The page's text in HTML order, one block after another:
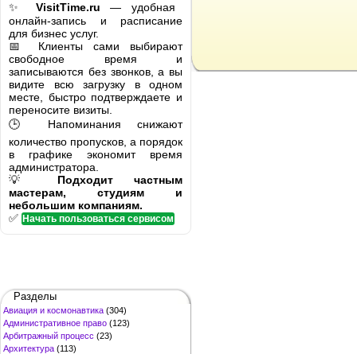
✨ VisitTime.ru — удобная
онлайн-запись и расписание
для бизнес услуг.
📅 Клиенты сами выбирают
свободное время и
записываются без звонков, а вы
видите всю загрузку в одном
месте, быстро подтверждаете и
переносите визиты.
🕒 Напоминания снижают
количество пропусков, а порядок
в графике экономит время
администратора.
💡 Подходит частным
мастерам, студиям и
небольшим компаниям.
✅ Начать пользоваться сервисом
Разделы
Авиация и космонавтика (304)
Административное право (123)
Арбитражный процесс (23)
Архитектура (113)